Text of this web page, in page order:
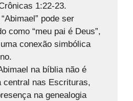
1:22-23.
pode ser
como “meu pai é Deus”,
conexão simbólica
na bíblia não é
central nas Escrituras,
na genealogia